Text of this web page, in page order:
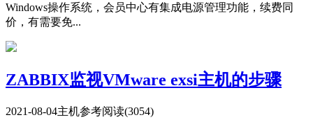
Windows操作系统，会员中心有集成电源管理功能，续费同
价，有需要免...
ZABBIX监视VMware exsi主机的步骤
2021-08-04主机参考阅读(3054)